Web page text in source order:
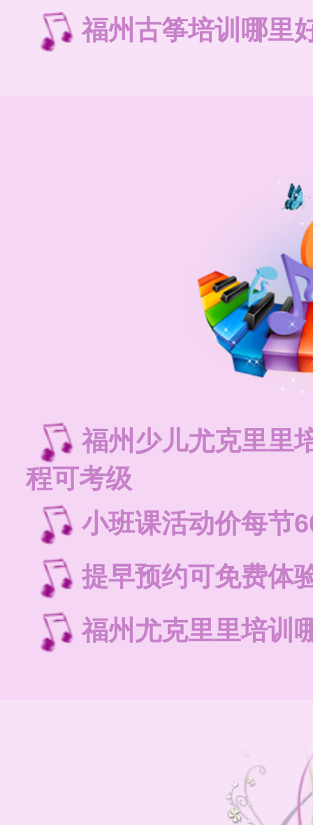
福州古筝培训哪里
福州少儿尤克里里
程可考级
小班课活动价每节
提早预约可免费体
福州尤克里里培训